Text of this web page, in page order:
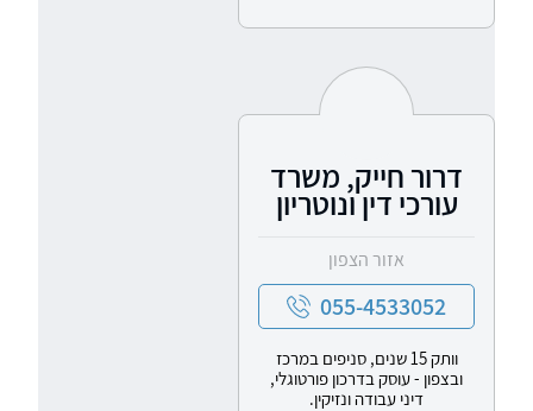
דרור חייק, משרד
עורכי דין ונוטריון
אזור הצפון
055-4533052
וותק 15 שנים, סניפים במרכז
ובצפון - עוסק בדרכון פורטוגלי,
דיני עבודה ונזיקין.